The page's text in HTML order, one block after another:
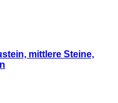
mittlere Steine,